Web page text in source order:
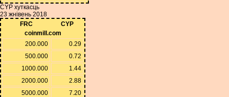
CYP хуткасць
23 жнівень 2018
FRC
CYP
coinmill.com
200.000
0.29
500.000
0.72
1000.000
1.44
2000.000
2.88
5000.000
7.20